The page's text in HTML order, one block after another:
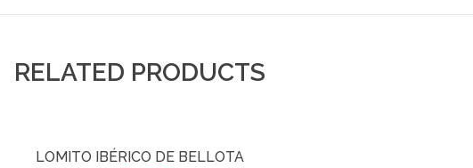
RELATED PRODUCTS
LOMITO IBÉRICO DE BELLOTA